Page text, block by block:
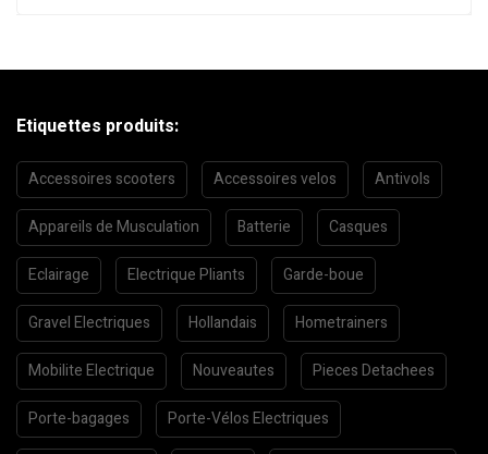
Etiquettes produits:
Accessoires scooters Accessoires velos Antivols
Appareils de Musculation Batterie Casques
Eclairage Electrique Pliants Garde-boue
Gravel Electriques Hollandais Hometrainers
Mobilite Electrique Nouveautes Pieces Detachees
Porte-bagages Porte-Vélos Electriques